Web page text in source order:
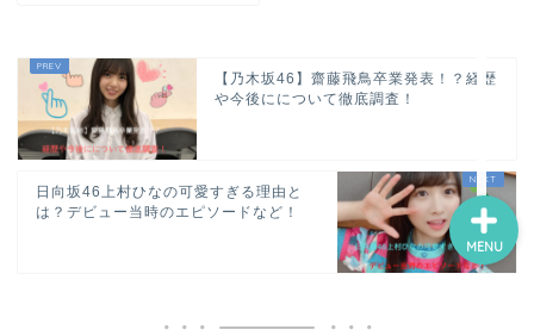
【乃木坂46】齋藤飛鳥卒業発表！？経歴
や今後にについて徹底調査！
日向坂46上村ひなの可愛すぎる理由と
は？デビュー当時のエピソードなど！
MENU
ランキング